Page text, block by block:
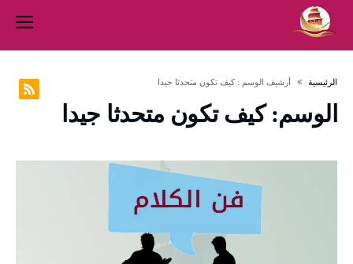
‫الرئيسية‬ ‫أرشيف الوسم :‬ كيف تكون متحدثا جيدا
الوسم:كيف تكون متحدثا جيدا